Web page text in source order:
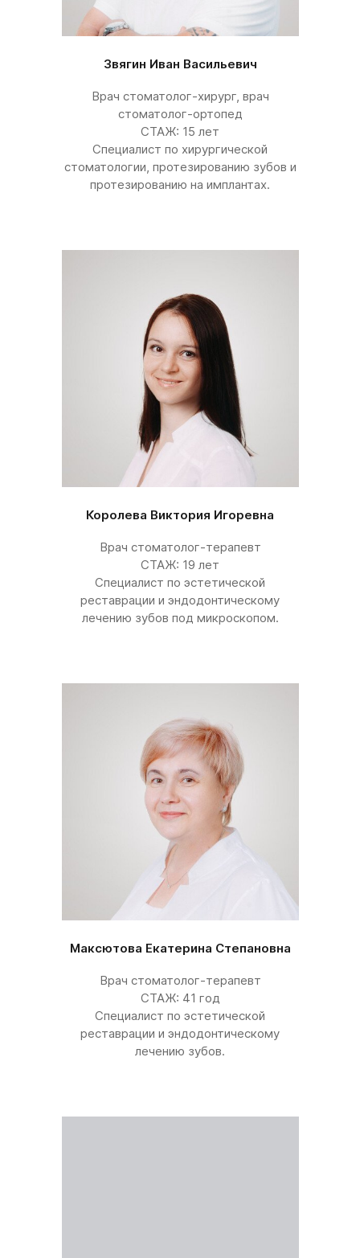
Звягин Иван Васильевич
Врач стоматолог-хирург, врач
стоматолог-ортопед
СТАЖ: 15 лет
Специалист по хирургической
стоматологии, протезированию зубов и
протезированию на имплантах.
Королева Виктория Игоревна
Врач стоматолог-терапевт
СТАЖ: 19 лет
Специалист по эстетической
реставрации и эндодонтическому
лечению зубов под микроскопом.
Максютова Екатерина Степановна
Врач стоматолог-терапевт
СТАЖ: 41 год
Специалист по эстетической
реставрации и эндодонтическому
лечению зубов.